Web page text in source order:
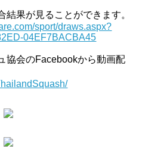
結果が見ることができます。
sport/draws.aspx?
04EF7BACBA45
協会のFacebookから動画配